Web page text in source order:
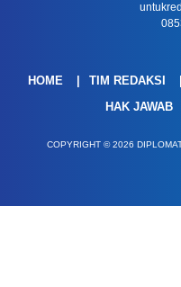
HOME TIM REDAKSI
HAK JAWAB
COPYRIGHT © 2026